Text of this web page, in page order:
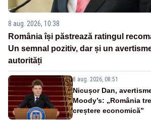
8 aug. 2026, 10:38
România își păstrează ratingul
Un semnal pozitiv, dar și un
autorități
8 aug. 2026, 08:51
Nicușor Dan,
Moody’s: „România
creștere economică”